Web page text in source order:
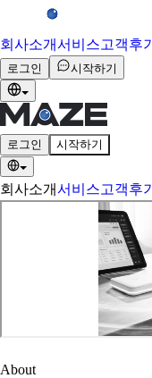
회사소개서비스고객후기
로그인 시작하기
로그인 시작하기
회사소개서비스고객후기
About